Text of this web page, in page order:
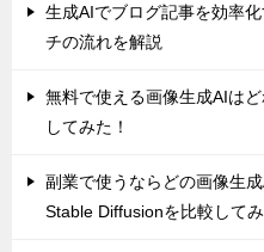
生成AIでブログ記事を効率
チの流れを解説
無料で使える画像生成AIは
してみた！
副業で使うならどの画像生
Stable Diffusionを比較してみ